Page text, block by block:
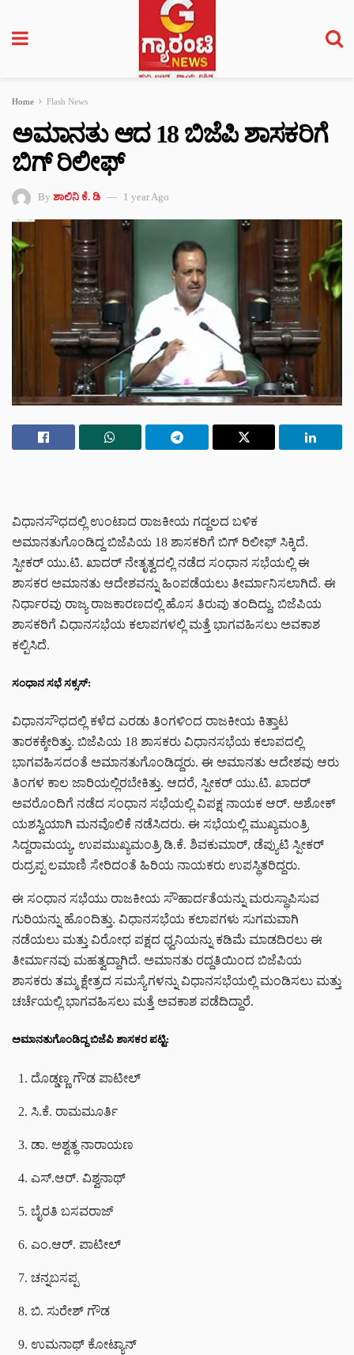
Home Flash News
ಅಮಾನತು ಆದ 18 ಬಿಜೆಪಿ ಶಾಸಕರಿಗೆ
ಬಿಗ್‌ ರಿಲೀಫ್
By ಶಾಲಿನಿ ಕೆ. ಡಿ 1 year Ago
ವಿಧಾನಸೌಧದಲ್ಲಿ ಉಂಟಾದ ರಾಜಕೀಯ ಗದ್ದಲದ ಬಳಿಕ
ಅಮಾನತುಗೊಂಡಿದ್ದ ಬಿಜೆಪಿಯ 18 ಶಾಸಕರಿಗೆ ಬಿಗ್‌ ರಿಲೀಫ್ ಸಿಕ್ಕಿದೆ.
ಸ್ಪೀಕರ್ ಯು.ಟಿ. ಖಾದರ್ ನೇತೃತ್ವದಲ್ಲಿ ನಡೆದ ಸಂಧಾನ ಸಭೆಯಲ್ಲಿ ಈ
ಶಾಸಕರ ಅಮಾನತು ಆದೇಶವನ್ನು ಹಿಂಪಡೆಯಲು ತೀರ್ಮಾನಿಸಲಾಗಿದೆ. ಈ
ನಿರ್ಧಾರವು ರಾಜ್ಯ ರಾಜಕಾರಣದಲ್ಲಿ ಹೊಸ ತಿರುವು ತಂದಿದ್ದು, ಬಿಜೆಪಿಯ
ಶಾಸಕರಿಗೆ ವಿಧಾನಸಭೆಯ ಕಲಾಪಗಳಲ್ಲಿ ಮತ್ತೆ ಭಾಗವಹಿಸಲು ಅವಕಾಶ
ಕಲ್ಪಿಸಿದೆ.
ಸಂಧಾನ ಸಭೆ ಸಕ್ಸಸ್:
ವಿಧಾನಸೌಧದಲ್ಲಿ ಕಳೆದ ಎರಡು ತಿಂಗಳಿಂದ ರಾಜಕೀಯ ಕಿತ್ತಾಟ
ತಾರಕಕ್ಕೇರಿತ್ತು. ಬಿಜೆಪಿಯ 18 ಶಾಸಕರು ವಿಧಾನಸಭೆಯ ಕಲಾಪದಲ್ಲಿ
ಭಾಗವಹಿಸದಂತೆ ಅಮಾನತುಗೊಂಡಿದ್ದರು. ಈ ಅಮಾನತು ಆದೇಶವು ಆರು
ತಿಂಗಳ ಕಾಲ ಜಾರಿಯಲ್ಲಿರಬೇಕಿತ್ತು. ಆದರೆ, ಸ್ಪೀಕರ್ ಯು.ಟಿ. ಖಾದರ್
ಅವರೊಂದಿಗೆ ನಡೆದ ಸಂಧಾನ ಸಭೆಯಲ್ಲಿ ವಿಪಕ್ಷ ನಾಯಕ ಆರ್. ಅಶೋಕ್
ಯಶಸ್ವಿಯಾಗಿ ಮನವೊಲಿಕೆ ನಡೆಸಿದರು. ಈ ಸಭೆಯಲ್ಲಿ ಮುಖ್ಯಮಂತ್ರಿ
ಸಿದ್ದರಾಮಯ್ಯ, ಉಪಮುಖ್ಯಮಂತ್ರಿ ಡಿ.ಕೆ. ಶಿವಕುಮಾರ್, ಡೆಪ್ಯುಟಿ ಸ್ಪೀಕರ್
ರುದ್ರಪ್ಪ ಲಮಾಣಿ ಸೇರಿದಂತೆ ಹಿರಿಯ ನಾಯಕರು ಉಪಸ್ಥಿತರಿದ್ದರು.
ಈ ಸಂಧಾನ ಸಭೆಯು ರಾಜಕೀಯ ಸೌಹಾರ್ದತೆಯನ್ನು ಮರುಸ್ಥಾಪಿಸುವ
ಗುರಿಯನ್ನು ಹೊಂದಿತ್ತು. ವಿಧಾನಸಭೆಯ ಕಲಾಪಗಳು ಸುಗಮವಾಗಿ
ನಡೆಯಲು ಮತ್ತು ವಿರೋಧ ಪಕ್ಷದ ಧ್ವನಿಯನ್ನು ಕಡಿಮೆ ಮಾಡದಿರಲು ಈ
ತೀರ್ಮಾನವು ಮಹತ್ವದ್ದಾಗಿದೆ. ಅಮಾನತು ರದ್ದತಿಯಿಂದ ಬಿಜೆಪಿಯ
ಶಾಸಕರು ತಮ್ಮ ಕ್ಷೇತ್ರದ ಸಮಸ್ಯೆಗಳನ್ನು ವಿಧಾನಸಭೆಯಲ್ಲಿ ಮಂಡಿಸಲು ಮತ್ತು
ಚರ್ಚೆಯಲ್ಲಿ ಭಾಗವಹಿಸಲು ಮತ್ತೆ ಅವಕಾಶ ಪಡೆದಿದ್ದಾರೆ.
ಅಮಾನತುಗೊಂಡಿದ್ದ ಬಿಜೆಪಿ ಶಾಸಕರ ಪಟ್ಟಿ:
ದೊಡ್ಡಣ್ಣ ಗೌಡ ಪಾಟೀಲ್
ಸಿ.ಕೆ. ರಾಮಮೂರ್ತಿ
ಡಾ. ಅಶ್ವತ್ಥ ನಾರಾಯಣ
ಎಸ್.ಆರ್. ವಿಶ್ವನಾಥ್
ಬೈರತಿ ಬಸವರಾಜ್
ಎಂ.ಆರ್. ಪಾಟೀಲ್
ಚನ್ನಬಸಪ್ಪ
ಬಿ. ಸುರೇಶ್ ಗೌಡ
ಉಮನಾಥ್ ಕೋಟ್ಯಾನ್